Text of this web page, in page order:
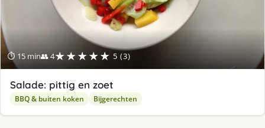
⏱ 15 min👥 4★★★★★ 5 (3)
Salade: pittig en zoet
BBQ & buiten koken Bijgerechten